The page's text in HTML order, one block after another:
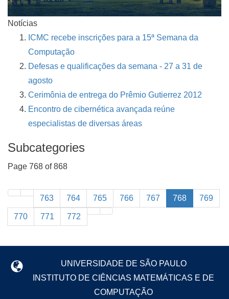
Notícias
ICMC recebe inscrições para a 15ª Semana da
Computação
Defesas e qualificações da semana - 27 a 31 de
agosto
Cerimônia de entrega do Prêmio Gutierrez 2012
Encontro de cibernética avançada reúne
especialistas de diversas áreas
Subcategories
Page 768 of 868
763 764 765 766 767 768 769
770 771 772
UNIVERSIDADE DE SÃO PAULO
INSTITUTO DE CIÊNCIAS MATEMÁTICAS E DE
COMPUTAÇÃO